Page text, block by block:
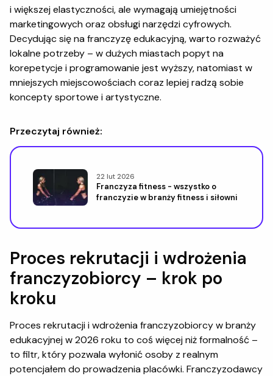
i większej elastyczności, ale wymagają umiejętności
marketingowych oraz obsługi narzędzi cyfrowych.
Decydując się na franczyzę edukacyjną, warto rozważyć
lokalne potrzeby – w dużych miastach popyt na
korepetycje i programowanie jest wyższy, natomiast w
mniejszych miejscowościach coraz lepiej radzą sobie
koncepty sportowe i artystyczne.
Przeczytaj również:
22 lut 2026
Franczyza fitness - wszystko o
franczyzie w branży fitness i siłowni
Proces rekrutacji i wdrożenia
franczyzobiorcy – krok po
kroku
Proces rekrutacji i wdrożenia franczyzobiorcy w branży
edukacyjnej w 2026 roku to coś więcej niż formalność –
to filtr, który pozwala wyłonić osoby z realnym
potencjałem do prowadzenia placówki. Franczyzodawcy